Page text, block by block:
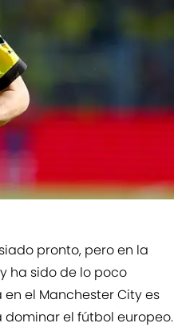
pronto, pero en la
ha sido de lo poco
el Manchester City es
el fútbol europeo.